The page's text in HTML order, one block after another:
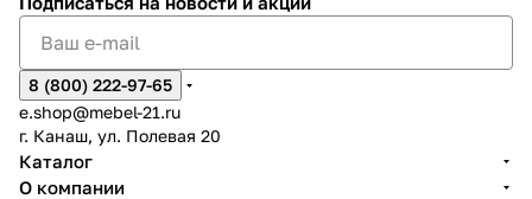
8 (800) 222-97-65
e.shop@mebel-21.ru
г. Канаш, ул. Полевая 20
Каталог
О компании